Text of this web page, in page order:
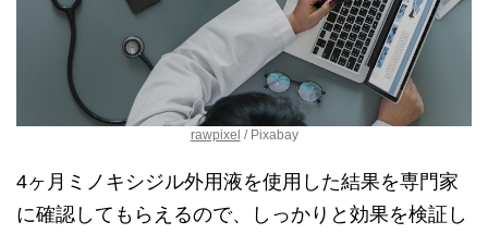
rawpixel / Pixabay
4ヶ月ミノキシジル外用液を使用した結果を専門家
に確認してもらえるので、しっかりと効果を検証し